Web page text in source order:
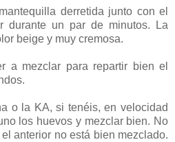
derretida junto con el
durante un par de minutos. La
beige y muy cremosa.
a mezclar para repartir bien el
o la KA, si tenéis, en velocidad
los huevos y mezclar bien. No
anterior no está bien mezclado.